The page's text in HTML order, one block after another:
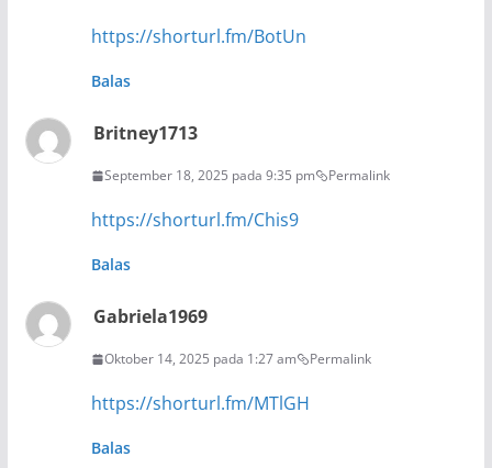
https://shorturl.fm/BotUn
Balas
Britney1713
September 18, 2025 pada 9:35 pm Permalink
https://shorturl.fm/Chis9
Balas
Gabriela1969
Oktober 14, 2025 pada 1:27 am Permalink
https://shorturl.fm/MTlGH
Balas